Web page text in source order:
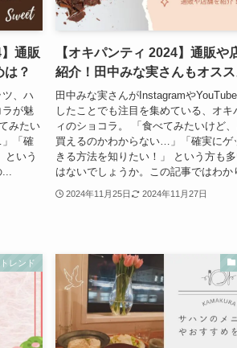
通販
は？
、ハ
ラが魅
みたい
「確
という
【オキパンティ 2024】通販や
紹介！田中みな実さんもオスス
田中みな実さんがInstagramや
したことでも注目を集めている、オキ
ィのショコラ。 「食べてみたいけど
買えるのかわからない…」「確実にゲ
きる方法を知りたい！」 という方も
はないでしょうか。この記事ではわか
2024年11月25日 2024年11月27日
トレンド